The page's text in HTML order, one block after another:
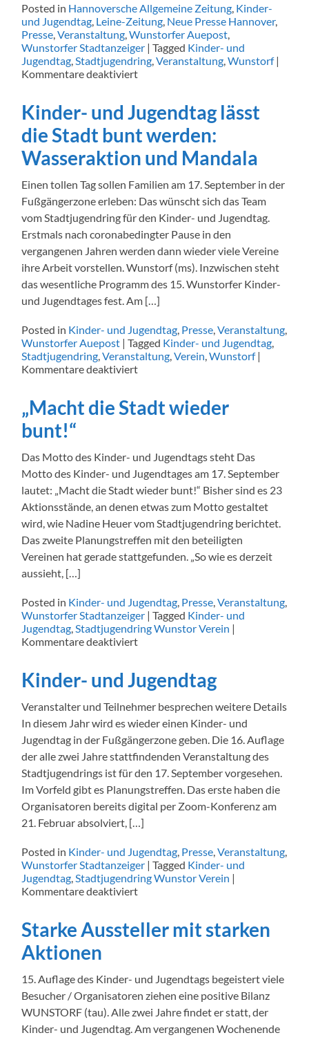
Posted in Hannoversche Allgemeine Zeitung Kinder-
und Jugendtag Leine-Zeitung Neue Presse Hannover,
Presse ,Veranstaltung ,Wunstorfer Auepost
Wunstorfer Stadtanzeiger | Tagged Kinder- und
Jugendtag Stadtjugendring ,Veranstaltung ,Wunstorf|
Kommentare deaktiviertfür
Jugendtag
am
17.09.2022
Kinder- und Jugendtag lässt
die Stadt bunt werden:
Wasseraktion und Mandala
Einen tollen Tag sollen Familien am 17. September in der
Fußgängerzone erleben: Das wünscht sich das Team
vom Stadtjugendring für den Kinder- und Jugendtag.
Erstmals nach coronabedingter Pause in den
vergangenen Jahren werden dann wieder viele Vereine
ihre Arbeit vorstellen. Wunstorf (ms). Inzwischen steht
das wesentliche Programm des 15. Wunstorfer Kinder-
und Jugendtages fest. Am […]
Posted in Kinder- und Jugendtag Presse ,Veranstaltung
Wunstorfer Auepost | Tagged Kinder- und Jugendtag
Stadtjugendring ,Veranstaltung ,Verein ,Wunstorf|
Kommentare deaktiviertfür
Jugendtag
bunt
werden:
Wasseraktion
Mandala
„Macht die Stadt wieder
bunt!“
Das Motto des Kinder- und Jugendtags steht Das
Motto des Kinder- und Jugendtages am 17. September
lautet: „Macht die Stadt wieder bunt!“ Bisher sind es 23
Aktionsstände, an denen etwas zum Motto gestaltet
wird, wie Nadine Heuer vom Stadtjugendring berichtet.
Das zweite Planungstreffen mit den beteiligten
Vereinen hat gerade stattgefunden. „So wie es derzeit
aussieht, […]
Posted in Kinder- und Jugendtag Presse ,Veranstaltung
Wunstorfer Stadtanzeiger | Tagged Kinder- und
Jugendtag Stadtjugendring Wunstor Verein |
Kommentare deaktiviertfür
Stadt
wieder
bunt!“
Kinder- und Jugendtag
Veranstalter und Teilnehmer besprechen weitere Details
In diesem Jahr wird es wieder einen Kinder- und
Jugendtag in der Fußgängerzone geben. Die 16. Auflage
der alle zwei Jahre stattfindenden Veranstaltung des
Stadtjugendrings ist für den 17. September vorgesehen.
Im Vorfeld gibt es Planungstreffen. Das erste haben die
Organisatoren bereits digital per Zoom-Konferenz am
21. Februar absolviert, […]
Posted in Kinder- und Jugendtag Presse ,Veranstaltung
Wunstorfer Stadtanzeiger | Tagged Kinder- und
Jugendtag Stadtjugendring Wunstor Verein |
Kommentare deaktiviertfür
Jugendtag
Starke Aussteller mit starken
Aktionen
15. Auflage des Kinder- und Jugendtags begeistert viele
Besucher / Organisatoren ziehen eine positive Bilanz
WUNSTORF (tau). Alle zwei Jahre findet er statt, der
Kinder- und Jugendtag. Am vergangenen Wochenende